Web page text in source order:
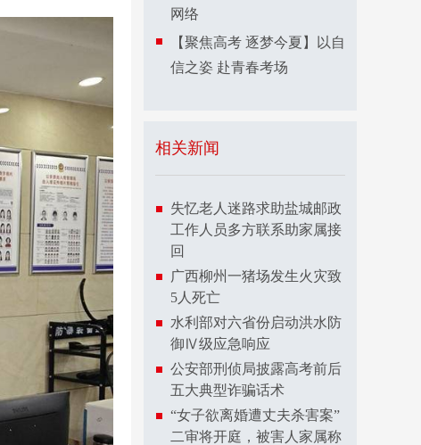
网络
【聚焦高考 逐梦今夏】以自
信之姿 赴青春考场
相关新闻
失忆老人迷路求助盐城邮政
工作人员多方联系助家属接
回
广西柳州一猪场发生火灾致
5人死亡
水利部对六省份启动洪水防
御Ⅳ级应急响应
公安部刑侦局披露高考前后
五大典型诈骗话术
“女子欲离婚遭丈夫杀害案”
二审将开庭，被害人家属称